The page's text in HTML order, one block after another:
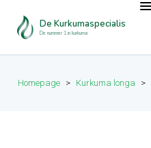
De Kurkumaspecialist
De nummer 1 in kurkuma
Homepage > Kurkuma longa >